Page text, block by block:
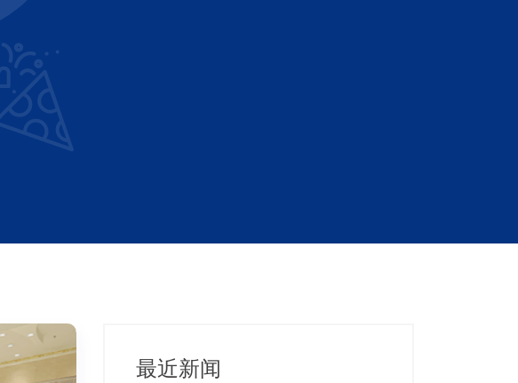
最近新闻